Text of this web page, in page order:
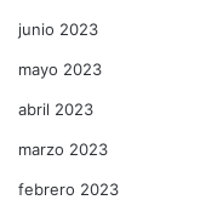
junio 2023
mayo 2023
abril 2023
marzo 2023
febrero 2023